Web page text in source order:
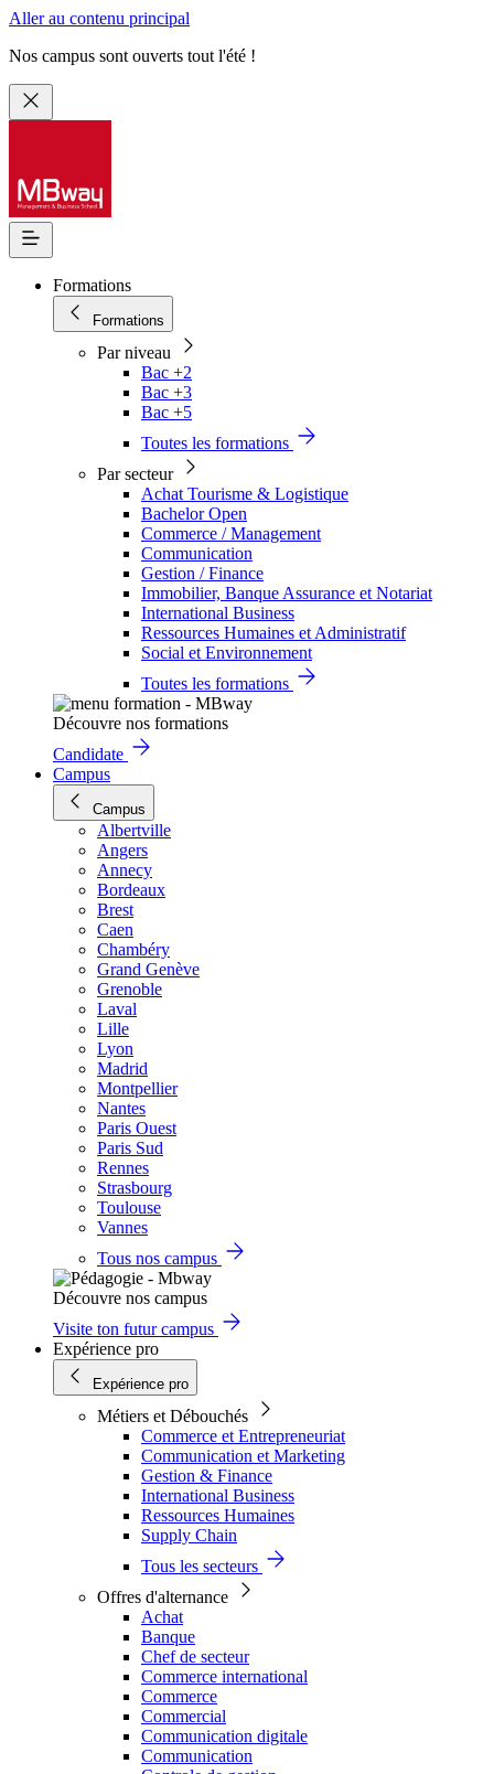
Aller au contenu principal
Nos campus sont ouverts tout l'été !
Formations
Formations
Par niveau
Bac +2
Bac +3
Bac +5
Toutes les formations
Par secteur
Achat Tourisme & Logistique
Bachelor Open
Commerce / Management
Communication
Gestion / Finance
Immobilier, Banque Assurance et Notariat
International Business
Ressources Humaines et Administratif
Social et Environnement
Toutes les formations
Découvre nos formations
Candidate
Campus
Campus
Albertville
Angers
Annecy
Bordeaux
Brest
Caen
Chambéry
Grand Genève
Grenoble
Laval
Lille
Lyon
Madrid
Montpellier
Nantes
Paris Ouest
Paris Sud
Rennes
Strasbourg
Toulouse
Vannes
Tous nos campus
Découvre nos campus
Visite ton futur campus
Expérience pro
Expérience pro
Métiers et Débouchés
Commerce et Entrepreneuriat
Communication et Marketing
Gestion & Finance
International Business
Ressources Humaines
Supply Chain
Tous les secteurs
Offres d'alternance
Achat
Banque
Chef de secteur
Commerce international
Commerce
Commercial
Communication digitale
Communication